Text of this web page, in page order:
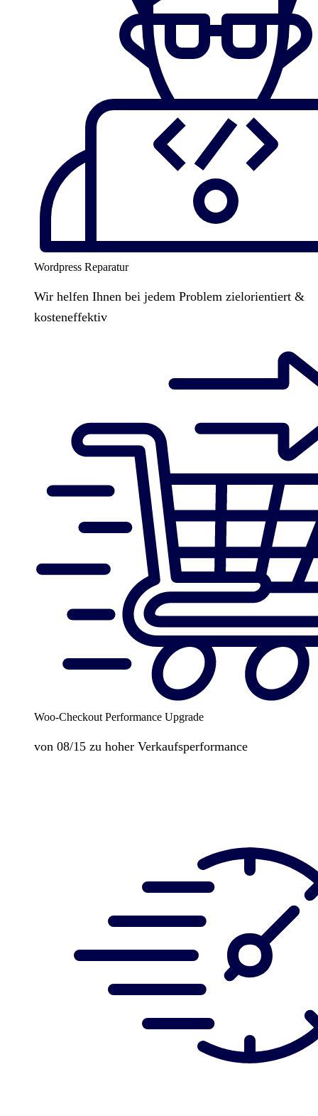
Wordpress Reparatur
Wir helfen Ihnen bei jedem Problem zielorientiert &
kosteneffektiv
Woo-Checkout Performance Upgrade
von 08/15 zu hoher Verkaufsperformance